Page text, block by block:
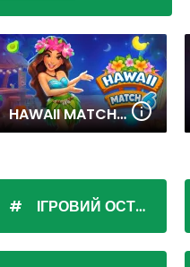
HAWAII MATCH 6
ІГРОВИЙ ОСТРІВ